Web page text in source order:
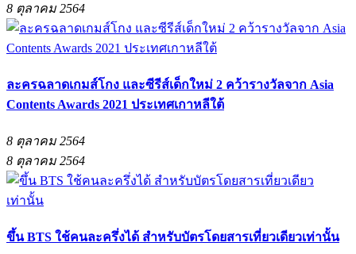
8 ตุลาคม 2564
ละครฉลาดเกมส์โกง และซีรีส์เด็กใหม่ 2 คว้ารางวัลจาก Asia
Contents Awards 2021 ประเทศเกาหลีใต้
8 ตุลาคม 2564
8 ตุลาคม 2564
ขึ้น BTS ใช้คนละครึ่งได้ สำหรับบัตรโดยสารเที่ยวเดียวเท่านั้น